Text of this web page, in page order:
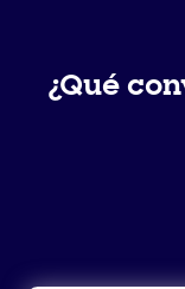
¿Qué